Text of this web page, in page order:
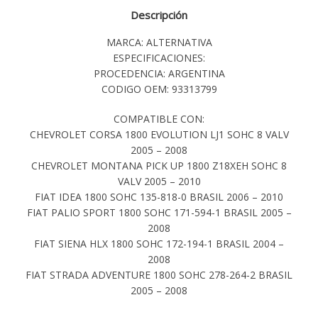
Descripción
MARCA: ALTERNATIVA
ESPECIFICACIONES:
PROCEDENCIA: ARGENTINA
CODIGO OEM: 93313799
COMPATIBLE CON:
CHEVROLET CORSA 1800 EVOLUTION LJ1 SOHC 8 VALV
2005 – 2008
CHEVROLET MONTANA PICK UP 1800 Z18XEH SOHC 8
VALV 2005 – 2010
FIAT IDEA 1800 SOHC 135-818-0 BRASIL 2006 – 2010
FIAT PALIO SPORT 1800 SOHC 171-594-1 BRASIL 2005 –
2008
FIAT SIENA HLX 1800 SOHC 172-194-1 BRASIL 2004 –
2008
FIAT STRADA ADVENTURE 1800 SOHC 278-264-2 BRASIL
2005 – 2008